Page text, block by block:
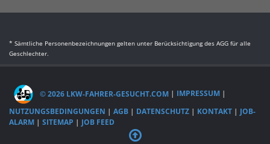
* Sämtliche Personenbezeichnungen gelten unter Berücksichtigung des AGG für alle
Geschlechter.
© 2026 LKW-FAHRER-GESUCHT.COM | IMPRESSUM |
NUTZUNGSBEDINGUNGEN | AGB | DATENSCHUTZ | KONTAKT | JOB-
ALARM | SITEMAP | JOB FEED